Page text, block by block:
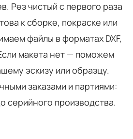
Рез чистый с первого раза
к сборке, покраске или
файлы в форматах DXF,
Если макета нет — поможем
эскизу или образцу.
заказами и партиями:
серийного производства.